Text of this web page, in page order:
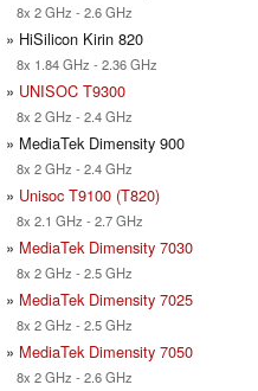
8x 2 GHz - 2.6 GHz
» HiSilicon Kirin 820
8x 1.84 GHz - 2.36 GHz
» UNISOC T9300
8x 2 GHz - 2.4 GHz
» MediaTek Dimensity 900
8x 2 GHz - 2.4 GHz
» Unisoc T9100 (T820)
8x 2.1 GHz - 2.7 GHz
» MediaTek Dimensity 7030
8x 2 GHz - 2.5 GHz
» MediaTek Dimensity 7025
8x 2 GHz - 2.5 GHz
» MediaTek Dimensity 7050
8x 2 GHz - 2.6 GHz